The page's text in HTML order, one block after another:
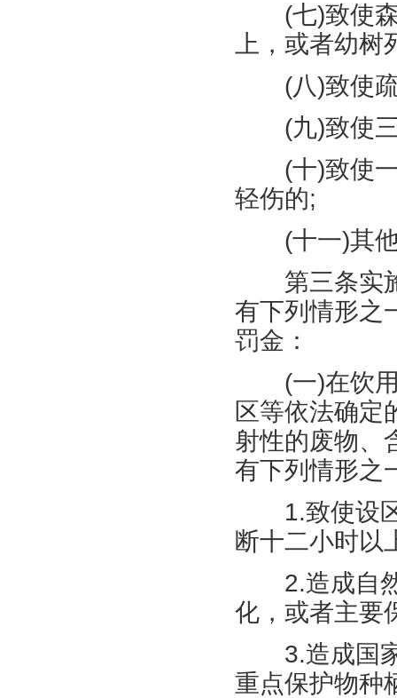
(七)致使
上，或者幼
(八)致使
(九)致使
(十)致使
轻伤的;
(十一)其
第三条实施
有下列情形之
罚金：
(一)在饮
区等依法确定
射性的废物、
有下列情形之
1.致使设
断十二小时以
2.造成自
化，或者主要
3.造成国
重点保护物种